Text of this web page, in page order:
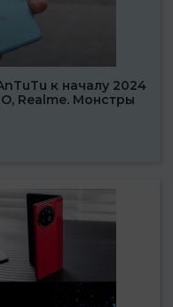
к началу 2024
Realme. Монстры